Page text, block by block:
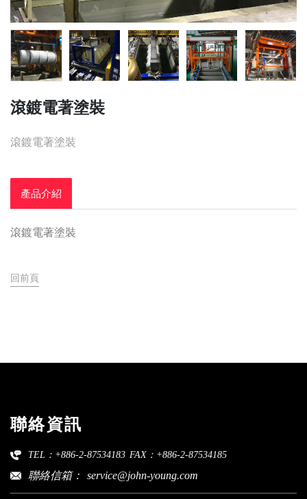
滾鍍電著塗裝
滾鍍電著塗裝
產品介紹
滾鍍電著塗裝
回前頁
聯絡資訊
TEL：+886-2-87534183 FAX：+886-2-87534185
聯絡信箱： service@john-young.com